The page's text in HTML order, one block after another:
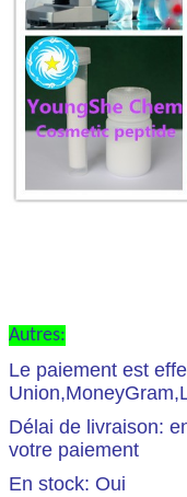
Autres:
Le paiement est
Délai de livraison:
votre paiement
En stock: Oui